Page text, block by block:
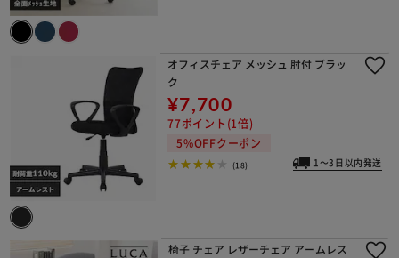
オフィスチェア メッシュ 肘付 ブラッ
ク
¥7,700
77ポイント(1倍)
5%OFFクーポン
(18) 1～3日以内発送
椅子 チェア レザーチェア アームレス